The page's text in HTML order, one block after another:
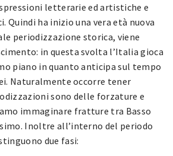
letterarie ed artistiche e
Quindi ha inizio una vera età nuova
periodizzazione storica, viene
in questa svolta l’Italia gioca
piano in quanto anticipa sul tempo
Naturalmente occorre tener
sono delle forzature e
immaginare fratture tra Basso
Inoltre all’interno del periodo
due fasi: